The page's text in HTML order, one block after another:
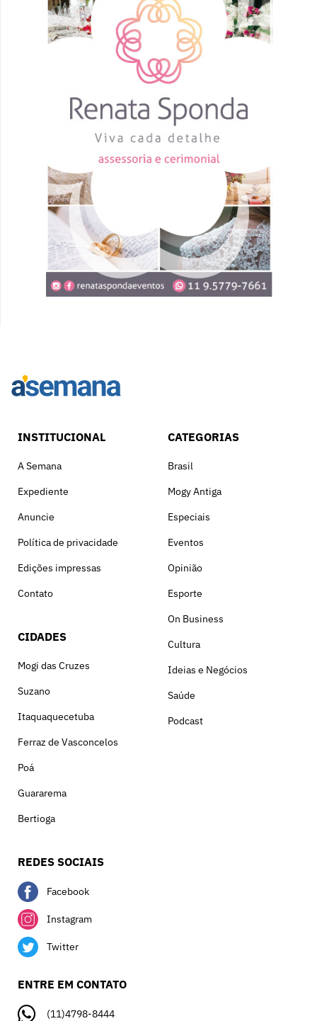
INSTITUCIONAL
A Semana
Expediente
Anuncie
Política de privacidade
Edições impressas
Contato
CIDADES
Mogi das Cruzes
Suzano
Itaquaquecetuba
Ferraz de Vasconcelos
Poá
Guararema
Bertioga
CATEGORIAS
Brasil
Mogy Antiga
Especiais
Eventos
Opinião
Esporte
On Business
Cultura
Ideias e Negócios
Saúde
Podcast
REDES SOCIAIS
Facebook
Instagram
Twitter
ENTRE EM CONTATO
(11)4798-8444